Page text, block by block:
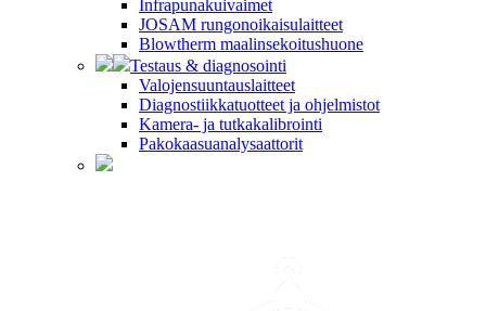
Infrapunakuivaimet
JOSAM rungonoikaisulaitteet
Blowtherm maalinsekoitushuone
Testaus & diagnosointi
Valojensuuntauslaitteet
Diagnostiikkatuotteet ja ohjelmistot
Kamera- ja tutkakalibrointi
Pakokaasuanalysaattorit